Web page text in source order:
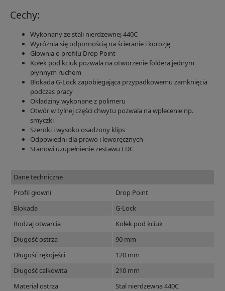
Cechy:
Wykonany ze stali nierdzewnej 440C
Wyróżnia się odpornością na ścieranie i korozję
Głownia o profilu Drop Point
Kołek pod kciuk pozwala na otworzenie foldera jednym
płynnym ruchem
Blokada G-Lock zapobiegająca przypadkowemu zamknięcia
podczas pracy
Okładziny wykonane z polimeru
Otwór w tylnej części chwytu pozwala na wplecenie np.
smyczki
Szeroki i wysoko osadzony klips
Odpowiedni dla prawo i leworęcznych
Stanowi uzupełnienie zestawu EDC
Dane techniczne
Profil głowni
Drop Point
Blokada
G-Lock
Rodzaj otwarcia
Kołek pod kciuk
Długość ostrza
90 mm
Długość rękojeści
120 mm
Długość całkowita
210 mm
Materiał ostrza
Stal nierdzewna 440C